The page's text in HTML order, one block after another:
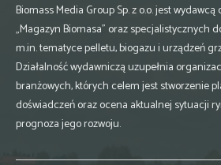
Biomass Media Group Sp. z o.o. jest
„Magazyn Biomasa” oraz specjalistycznych
m.in. tematyce pelletu, biogazu i urządzeń
Działalność wydawniczą uzupełnia
branżowych, których celem jest stworzenie
doświadczeń oraz ocena aktualnej sytuacji
prognoza jego rozwoju.